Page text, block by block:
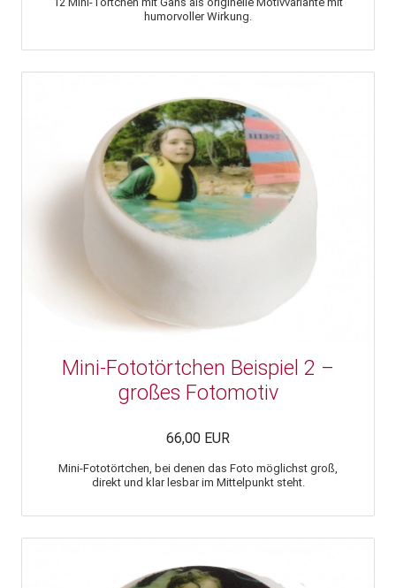
humorvoller Wirkung.
Mini-Fototörtchen Beispiel 2 –
großes Fotomotiv
66,00 EUR
Mini-Fototörtchen, bei denen das Foto möglichst groß,
direkt und klar lesbar im Mittelpunkt steht.